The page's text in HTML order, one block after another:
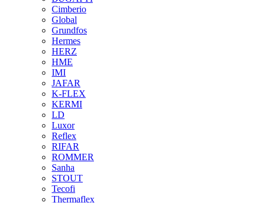
Cimberio
Global
Grundfos
Hermes
HERZ
HME
IMI
JAFAR
K-FLEX
KERMI
LD
Luxor
Reflex
RIFAR
ROMMER
Sanha
STOUT
Tecofi
Thermaflex